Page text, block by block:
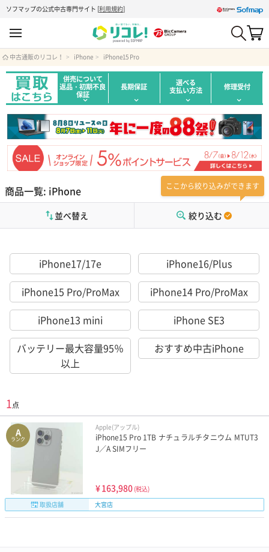
ソフマップの公式中古専門サイト [利用規約]
中古通販のリコレ！ iPhone iPhone15 Pro
併売について
返品・初期不良
保証
長期保証 選べる
支払い方法 修理受付
商品一覧: iPhone ここから絞り込みができます
絞り込む
並べ替え
iPhone17/17e
iPhone16/Plus
iPhone15 Pro/ProMax
iPhone14 Pro/ProMax
iPhone13 mini
iPhone SE3
バッテリー最大容量95％
以上
おすすめ中古iPhone
1点
A
ランク
Apple(アップル)
iPhone15 Pro 1TB ナチュラルチタニウム MTUT3
J／A SIMフリー
¥163,980 (税込)
取扱店舗
大宮店